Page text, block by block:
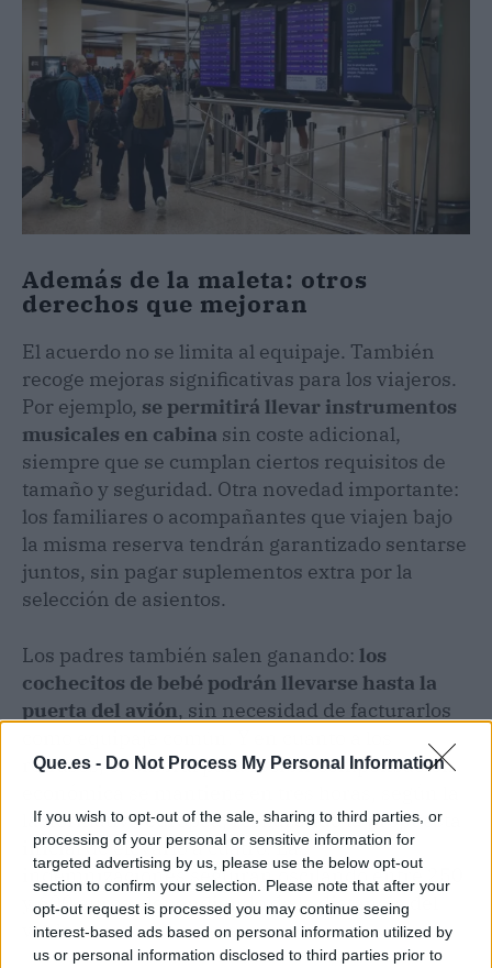
Que.es - Do Not Process My Personal Information
If you wish to opt-out of the sale, sharing to third parties, or
processing of your personal or sensitive information for
targeted advertising by us, please use the below opt-out
section to confirm your selection. Please note that after your
opt-out request is processed you may continue seeing
interest-based ads based on personal information utilized by
us or personal information disclosed to third parties prior to
Además de la maleta: otros
derechos que mejoran
El acuerdo no se limita al equipaje. También
recoge mejoras significativas para los viajeros.
Por ejemplo, se permitirá llevar instrumentos
musicales en cabina sin coste adicional,
siempre que se cumplan ciertos requisitos de
tamaño y seguridad. Otra novedad importante:
los familiares o acompañantes que viajen bajo
la misma reserva tendrán garantizado sentarse
juntos, sin pagar suplementos extra por la
selección de asientos.
Los padres también salen ganando: los
cochecitos de bebé podrán llevarse hasta la
puerta del avión, sin necesidad de facturarlos
retrasos, el umbral para recibir compensación
la normativa europea, rechazando la propuesta
inicial de elevarlo a cuatro. Las
indemnizaciones seguirán oscilando entre 250
y 600 euros, dependiendo de la distancia del
vuelo.